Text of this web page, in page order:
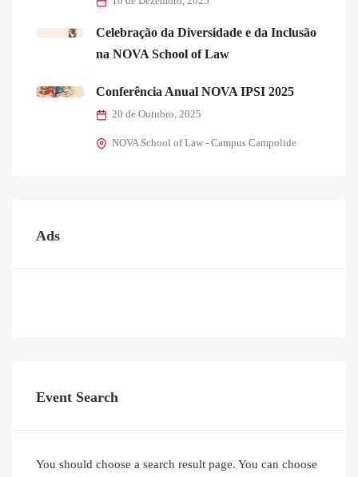
Celebração da Diversidade e da Inclusão
na NOVA School of Law
Conferência Anual NOVA IPSI 2025
20 de Outubro, 2025
NOVA School of Law - Campus Campolide
Ads
Event Search
You should choose a search result page. You can choose